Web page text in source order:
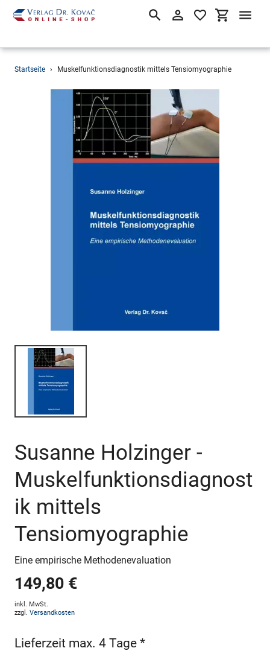
Direkt
SuchenEinloggen
Startseite › Muskelfunktionsdiagnostik mittels Tensiomyographie
Susanne Holzinger -
Muskelfunktionsdiagnost
ik mittels
Tensiomyographie
Eine empirische Methodenevaluation
149,80 €
inkl. MwSt.
zzgl. Versandkosten
Lieferzeit max. 4 Tage *